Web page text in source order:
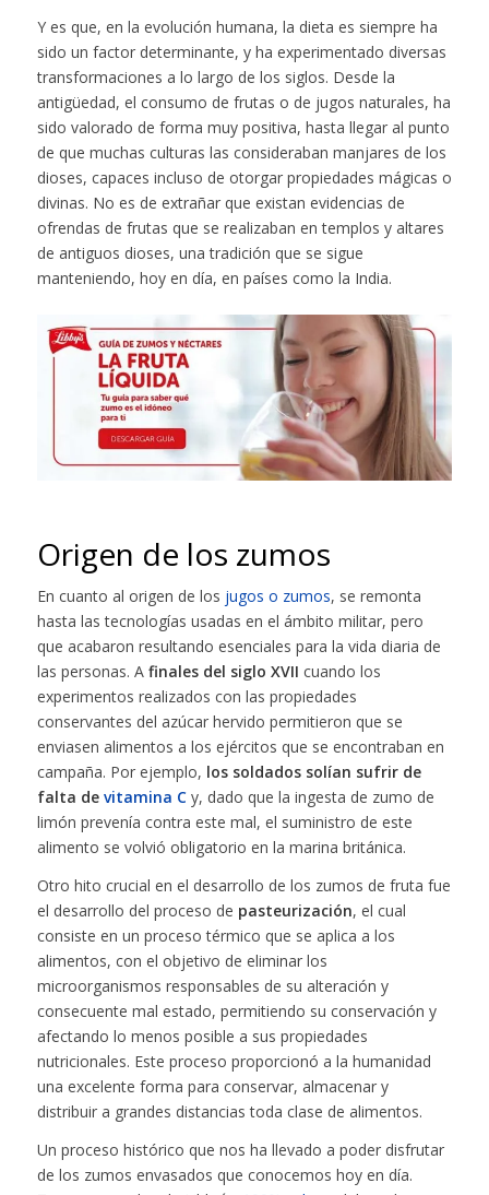
Y es que, en la evolución humana, la dieta es siempre ha
sido un factor determinante, y ha experimentado diversas
transformaciones a lo largo de los siglos. Desde la
antigüedad, el consumo de frutas o de jugos naturales, ha
sido valorado de forma muy positiva, hasta llegar al punto
de que muchas culturas las consideraban manjares de los
dioses, capaces incluso de otorgar propiedades mágicas o
divinas. No es de extrañar que existan evidencias de
ofrendas de frutas que se realizaban en templos y altares
de antiguos dioses, una tradición que se sigue
manteniendo, hoy en día, en países como la India.
Origen de los zumos
En cuanto al origen de los jugos o zumos, se remonta
hasta las tecnologías usadas en el ámbito militar, pero
que acabaron resultando esenciales para la vida diaria de
las personas. A finales del siglo XVII cuando los
experimentos realizados con las propiedades
conservantes del azúcar hervido permitieron que se
enviasen alimentos a los ejércitos que se encontraban en
campaña. Por ejemplo, los soldados solían sufrir de
falta de vitamina Cy, dado que la ingesta de zumo de
limón prevenía contra este mal, el suministro de este
alimento se volvió obligatorio en la marina británica.
Otro hito crucial en el desarrollo de los zumos de fruta fue
el desarrollo del proceso de pasteurización, el cual
consiste en un proceso térmico que se aplica a los
alimentos, con el objetivo de eliminar los
microorganismos responsables de su alteración y
consecuente mal estado, permitiendo su conservación y
afectando lo menos posible a sus propiedades
nutricionales. Este proceso proporcionó a la humanidad
una excelente forma para conservar, almacenar y
distribuir a grandes distancias toda clase de alimentos.
Un proceso histórico que nos ha llevado a poder disfrutar
de los zumos envasados que conocemos hoy en día.